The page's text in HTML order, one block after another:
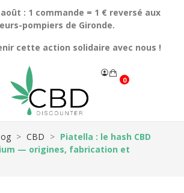
août : 1 commande = 1 € reversé aux
pompiers de Gironde.
cette action solidaire avec nous !
0
CBD
Piatella : le hash CBD
— origines, fabrication et